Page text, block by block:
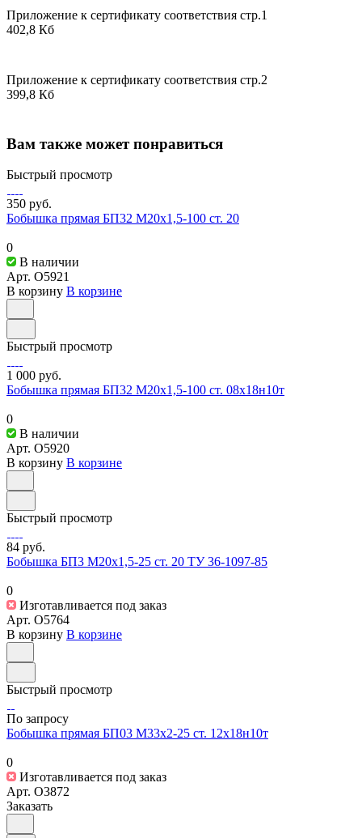
Приложение к сертификату соответствия стр.1
402,8 Кб
Приложение к сертификату соответствия стр.2
399,8 Кб
Вам также может понравиться
Быстрый просмотр
350 руб.
Бобышка прямая БП32 М20х1,5-100 ст. 20
0
В наличии
Арт. O5921
В корзину В корзине
Быстрый просмотр
1 000 руб.
Бобышка прямая БП32 М20х1,5-100 ст. 08х18н10т
0
В наличии
Арт. O5920
В корзину В корзине
Быстрый просмотр
84 руб.
Бобышка БП3 М20х1,5-25 ст. 20 ТУ 36-1097-85
0
Изготавливается под заказ
Арт. O5764
В корзину В корзине
Быстрый просмотр
По запросу
Бобышка прямая БП03 М33х2-25 ст. 12х18н10т
0
Изготавливается под заказ
Арт. O3872
Заказать